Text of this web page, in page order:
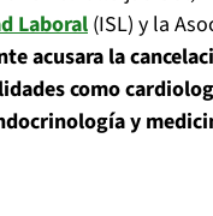
Laboral (ISL) y la
acusara la
como
y